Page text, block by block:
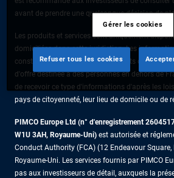
avant de prendre une quelconque décision de
Les produits et services sont uniquement
domiciliées dans cette juridiction. Les
constituent pas une offre de produits ou de
d'offre destinée à des personnes en dehors de
de recevoir ce type d'informations d'après les
pays de citoyenneté, leur lieu de domicile ou de
PIMCO Europe Ltd (n° d'enregistrement
W1U 3AH, Royaume-Uni) est autorisée et
Conduct Authority (FCA) (12 Endeavour
Royaume-Uni. Les services fournis par PIMCO
pas aux investisseurs de détail, auxquels la
Gérer les cookies
Refuser tous les cookies